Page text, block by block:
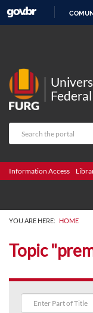
Information Access
YOU ARE HERE: HOME
Topic